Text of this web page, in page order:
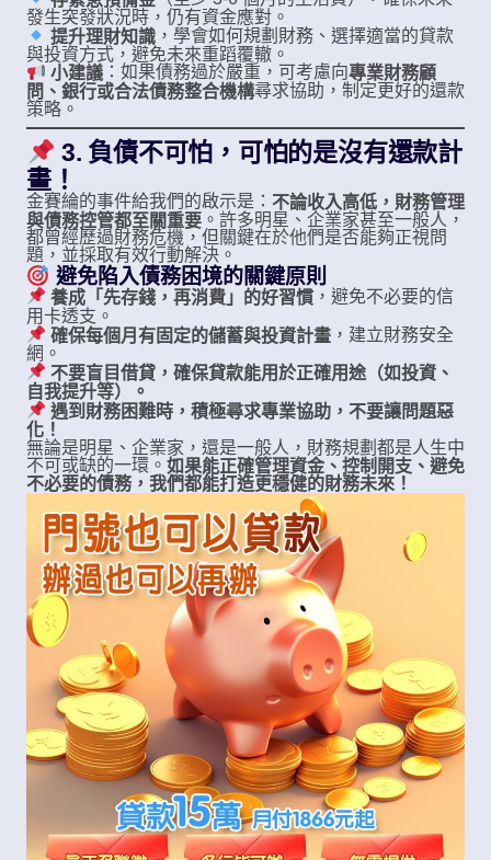
發生突發狀況時，仍有資金應對。
提升理財知識 ，學會如何規劃財務、選擇適當的貸款
與投資方式，避免未來重蹈覆轍。
小建議 ：如果債務過於嚴重，可考慮向專業財務顧
問、銀行或合法債務整合機構尋求協助，制定更好的還款
策略。
3. 負債不可怕，可怕的是沒有還款計
畫！
金賽綸的事件給我們的啟示是： 不論收入高低，財務管理
與債務控管都至關重要 。許多明星、企業家甚至一般人，
都曾經歷過財務危機，但關鍵在於他們是否能夠正視問
題，並採取有效行動解決。
避免陷入債務困境的關鍵原則
養成「先存錢，再消費」的好習慣 ，避免不必要的信
用卡透支。
確保每個月有固定的儲蓄與投資計畫 ，建立財務安全
網。
不要盲目借貸，確保貸款能用於正確用途（如投資、
自我提升等）。
遇到財務困難時，積極尋求專業協助，不要讓問題惡
化！
無論是明星、企業家，還是一般人，財務規劃都是人生中
不可或缺的一環。 如果能正確管理資金、控制開支、避免
不必要的債務，我們都能打造更穩健的財務未來！